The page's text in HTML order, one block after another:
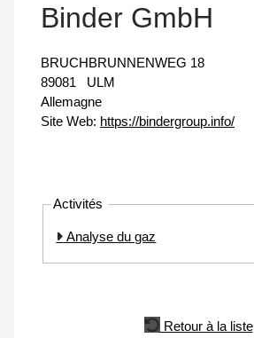
Binder GmbH
BRUCHBRUNNENWEG 18
89081
ULM
Allemagne
Site Web: https://bindergroup.info/
Activités
Analyse du gaz
Retour à la liste